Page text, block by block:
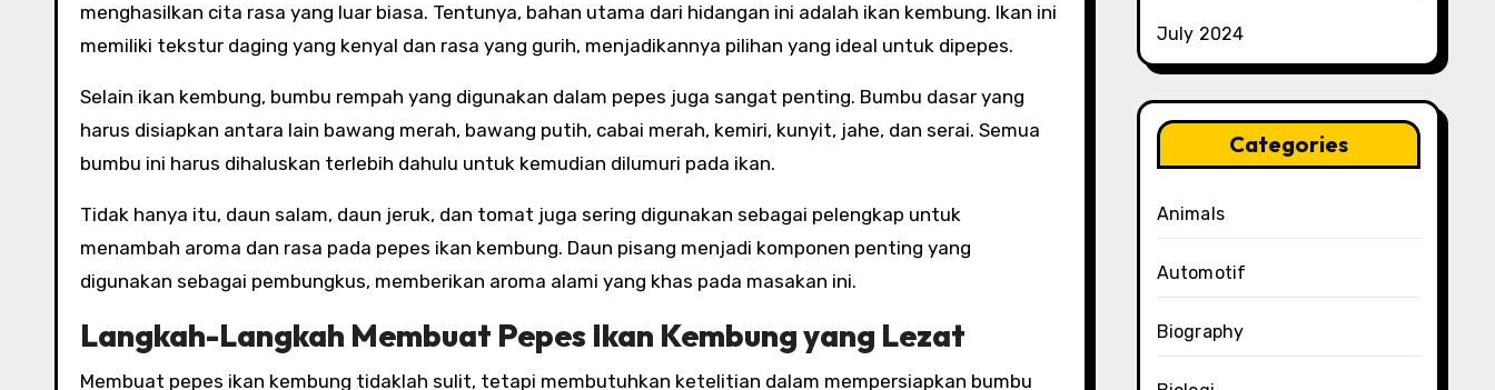
menghasilkan cita rasa yang luar biasa. Tentunya, bahan utama dari hidangan ini adalah ikan kembung. Ikan ini
memiliki tekstur daging yang kenyal dan rasa yang gurih, menjadikannya pilihan yang ideal untuk dipepes.
Selain ikan kembung, bumbu rempah yang digunakan dalam pepes juga sangat penting. Bumbu dasar yang
harus disiapkan antara lain bawang merah, bawang putih, cabai merah, kemiri, kunyit, jahe, dan serai. Semua
bumbu ini harus dihaluskan terlebih dahulu untuk kemudian dilumuri pada ikan.
Tidak hanya itu, daun salam, daun jeruk, dan tomat juga sering digunakan sebagai pelengkap untuk
menambah aroma dan rasa pada pepes ikan kembung. Daun pisang menjadi komponen penting yang
digunakan sebagai pembungkus, memberikan aroma alami yang khas pada masakan ini.
Langkah-Langkah Membuat Pepes Ikan Kembung yang Lezat
Membuat pepes ikan kembung tidaklah sulit, tetapi membutuhkan ketelitian dalam mempersiapkan bumbu
July 2024
Categories
Animals
Automotif
Biography